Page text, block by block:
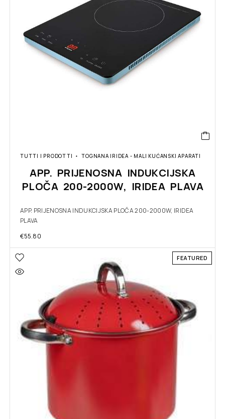
TUTTI I PRODOTTI TOGNANA IRIDEA - MALI KUĆANSKI APARATI
APP. PRIJENOSNA INDUKCIJSKA
PLOČA 200-2000W, IRIDEA PLAVA
APP. PRIJENOSNA INDUKCIJSKA PLOČA 200-2000W, IRIDEA
PLAVA
€55.80
FEATURED